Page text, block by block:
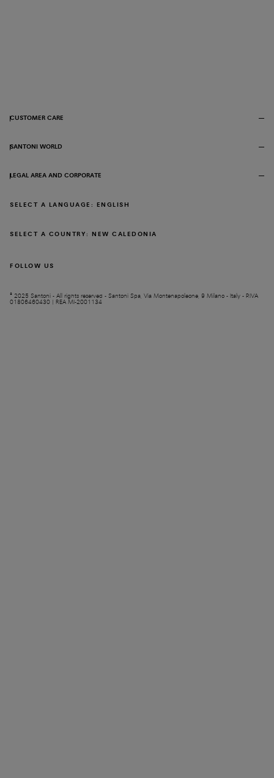
CUSTOMER CARE
SANTONI WORLD
LEGAL AREA AND CORPORATE
FOLLOW US
SELECT A LANGUAGE: ENGLISH
SELECT A COUNTRY: NEW CALEDONIA
© 2025 Santoni - All rights reserved - Santoni Spa, Via Montenapoleone, 9 Milano - Italy - P.IVA
01806460430 | REA MI-2001134